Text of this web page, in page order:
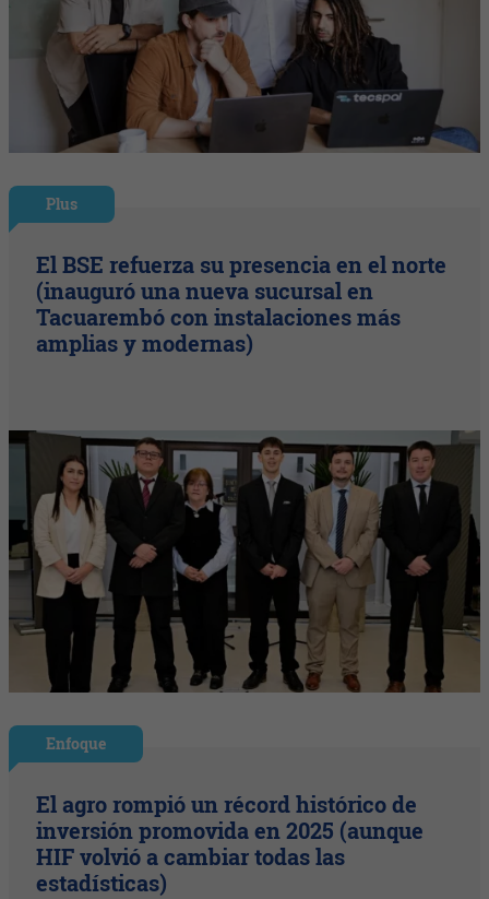
Plus
El BSE refuerza su presencia en el norte
(inauguró una nueva sucursal en
Tacuarembó con instalaciones más
amplias y modernas)
Enfoque
El agro rompió un récord histórico de
inversión promovida en 2025 (aunque
HIF volvió a cambiar todas las
estadísticas)